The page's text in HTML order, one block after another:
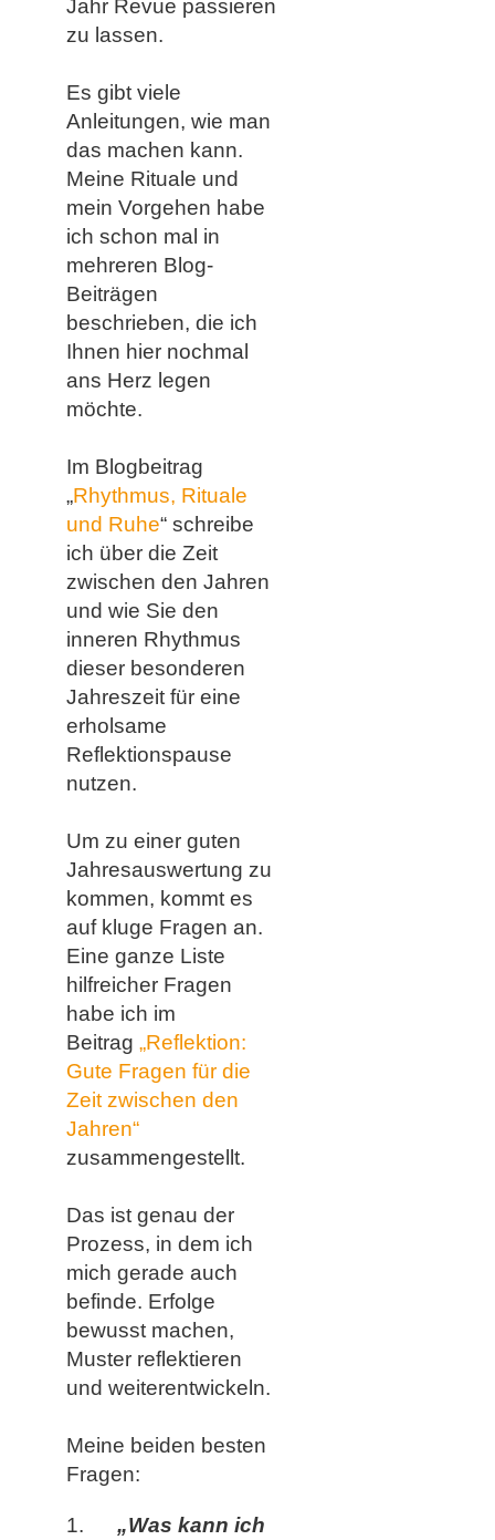
Jahr Revue passieren
zu lassen.
Es gibt viele
Anleitungen, wie man
das machen kann.
Meine Rituale und
mein Vorgehen habe
ich schon mal in
mehreren Blog-
Beiträgen
beschrieben, die ich
Ihnen hier nochmal
ans Herz legen
möchte.
Im Blogbeitrag
„Rhythmus, Rituale
und Ruhe“ schreibe
ich über die Zeit
zwischen den Jahren
und wie Sie den
inneren Rhythmus
dieser besonderen
Jahreszeit für eine
erholsame
Reflektionspause
nutzen.
Um zu einer guten
Jahresauswertung zu
kommen, kommt es
auf kluge Fragen an.
Eine ganze Liste
hilfreicher Fragen
habe ich im
Beitrag „Reflektion:
Gute Fragen für die
Zeit zwischen den
Jahren“
zusammengestellt.
Das ist genau der
Prozess, in dem ich
mich gerade auch
befinde. Erfolge
bewusst machen,
Muster reflektieren
und weiterentwickeln.
Meine beiden besten
Fragen:
1. „Was kann ich